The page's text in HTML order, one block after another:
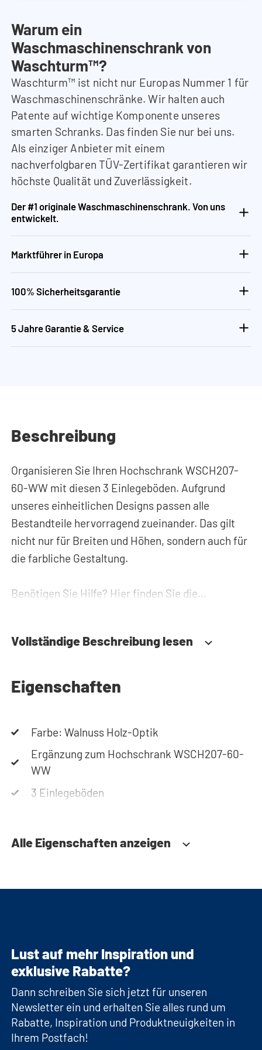
Warum ein
Waschmaschinenschrank von
Waschturm™?
Waschturm™ ist nicht nur Europas Nummer 1 für
Waschmaschinenschränke. Wir halten auch
Patente auf wichtige Komponente unseres
smarten Schranks. Das finden Sie nur bei uns.
Als einziger Anbieter mit einem
nachverfolgbaren TÜV-Zertifikat garantieren wir
höchste Qualität und Zuverlässigkeit.
Der #1 originale Waschmaschinenschrank. Von uns
entwickelt.
Marktführer in Europa
100% Sicherheitsgarantie
5 Jahre Garantie & Service
Beschreibung
Organisieren Sie Ihren Hochschrank WSCH207-
60-WW mit diesen 3 Einlegeböden. Aufgrund
unseres einheitlichen Designs passen alle
Bestandteile hervorragend zueinander. Das gilt
nicht nur für Breiten und Höhen, sondern auch für
die farbliche Gestaltung.
Benötigen Sie Hilfe? Hier finden Sie die
Konfigurator, um Ihren Waschmaschinenschrank
jederzeit telefonisch oder per Mail erreichen.
Vollständige Beschreibung lesen
Eigenschaften
Farbe: Walnuss Holz-Optik
Ergänzung zum Hochschrank WSCH207-60-
WW
3 Einlegeböden
Alle Eigenschaften anzeigen
Lust auf mehr Inspiration und
exklusive Rabatte?
Dann schreiben Sie sich jetzt für unseren
Newsletter ein und erhalten Sie alles rund um
Rabatte, Inspiration und Produktneuigkeiten in
Ihrem Postfach!